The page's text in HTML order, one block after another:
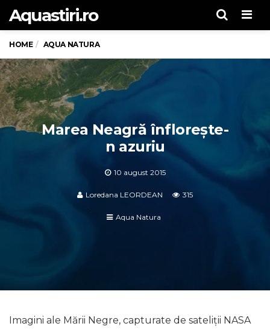
Aquastiri.ro
HOME AQUA NATURA
Marea Neagră înflorește-
n azuriu
10 august 2015
Loredana LEORDEAN 315
Aqua Natura
Imagini ale Mării Negre, capturate de sateliții NASA